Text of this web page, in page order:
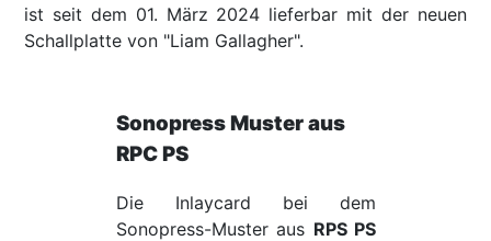
ist seit dem 01. März 2024 lieferbar mit der neuen
Schallplatte von "Liam Gallagher".
Sonopress Muster aus
RPC PS
Die Inlaycard bei dem
Sonopress-Muster aus RPS PS